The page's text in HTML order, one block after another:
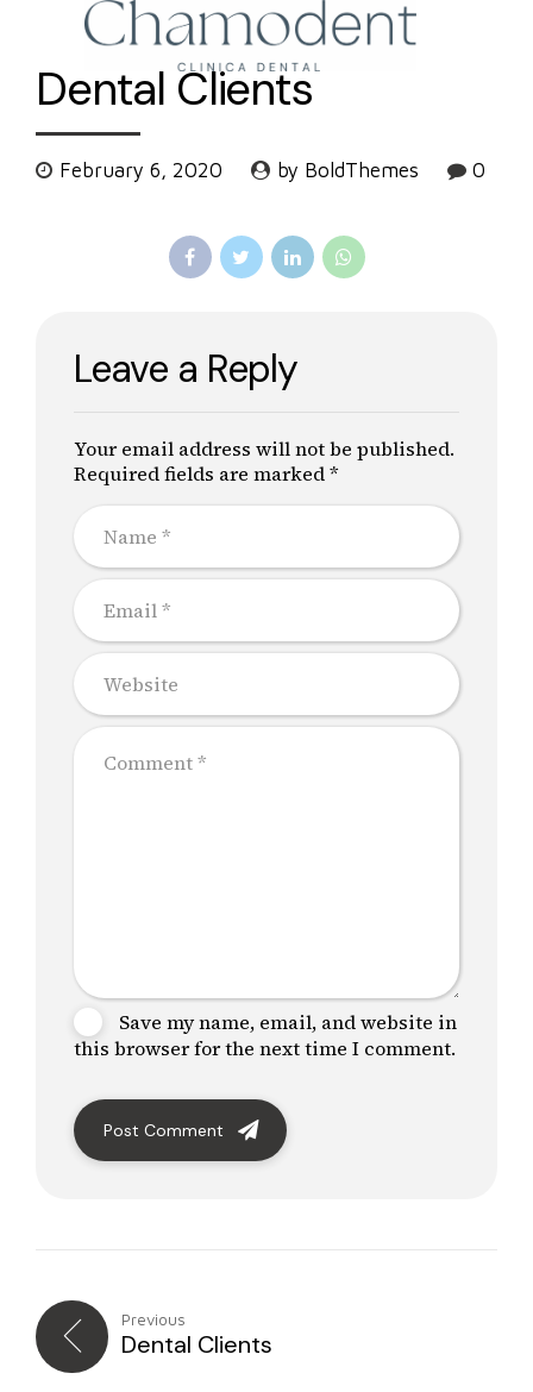
Dental Clients
February 6, 2020 by BoldThemes 0
Leave a Reply
Your email address will not be published.
Required fields are marked *
Save my name, email, and website in
this browser for the next time I comment.
Post Comment
Previous
Dental Clients